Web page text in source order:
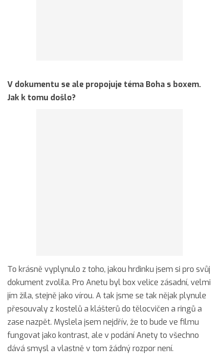
V dokumentu se ale propojuje téma Boha s boxem.
Jak k tomu došlo?
To krásně vyplynulo z toho, jakou hrdinku jsem si pro svůj
dokument zvolila. Pro Anetu byl box velice zásadní, velmi
jím žila, stejně jako vírou. A tak jsme se tak nějak plynule
přesouvaly z kostelů a klášterů do tělocvičen a ringů a
zase nazpět. Myslela jsem nejdřív, že to bude ve filmu
fungovat jako kontrast, ale v podání Anety to všechno
dává smysl a vlastně v tom žádný rozpor není.